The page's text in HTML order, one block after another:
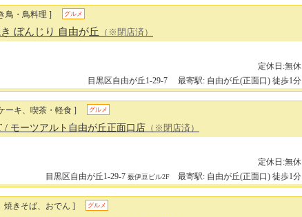
鳥・鳥料理 ] グルメ
ぼんじり 自由が丘 （※閉店済）
定休日:無休
目黒区自由が丘1-29-7
最寄駅: 自由が丘(正面口) 徒歩1分
ーキ、喫茶・軽食 ] グルメ
/ モーツアルト自由が丘正面口店 （※閉店済）
定休日:無休
目黒区自由が丘1-29-7 薮伊豆ビル2F 最寄駅: 自由が丘(正面口) 徒歩1分
焼きそば、おでん ] グルメ